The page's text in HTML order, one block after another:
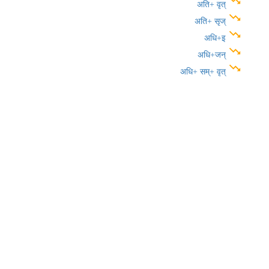
अति+ वृत्
अति+ सृज् trending_down
अधि+इ trending_down
अधि+जन् trending_down
अधि+ सम्+ वृत् trending_down